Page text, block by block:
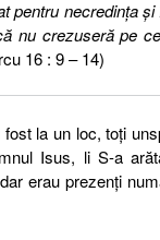
pentru necredinţa
nu crezuseră pe
16 : 9 – 14)
la un loc, toţi
Isus, li S-a
erau prezenţi